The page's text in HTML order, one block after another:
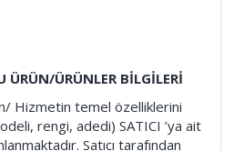
ÜRÜN/ÜRÜNLER BİLGİLERİ
Hizmetin temel özelliklerini
rengi, adedi) SATICI ’ya ait
Satıcı tarafından